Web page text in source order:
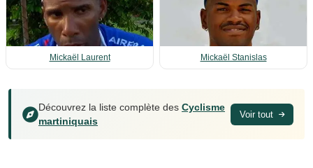
Mickaël Laurent Mickaël Stanislas
Découvrez la liste complète des Cyclisme
martiniquais
Voir tout